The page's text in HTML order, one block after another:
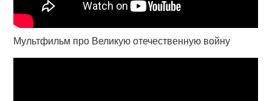
Мультфильм про Великую отечественную войну